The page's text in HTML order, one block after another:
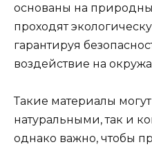
основаны на
проходят
гарантируя
воздействие на
Такие материалы
натуральными, так и
однако важно, чтобы